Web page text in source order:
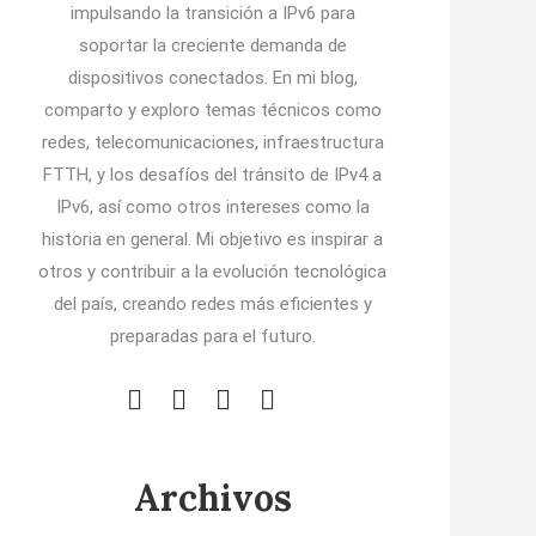
impulsando la transición a IPv6 para
soportar la creciente demanda de
dispositivos conectados. En mi blog,
comparto y exploro temas técnicos como
redes, telecomunicaciones, infraestructura
FTTH, y los desafíos del tránsito de IPv4 a
IPv6, así como otros intereses como la
historia en general. Mi objetivo es inspirar a
otros y contribuir a la evolución tecnológica
del país, creando redes más eficientes y
preparadas para el futuro.
Archivos